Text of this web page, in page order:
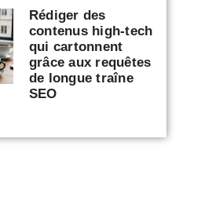
Rédiger des
contenus high-tech
qui cartonnent
grâce aux requêtes
de longue traîne
SEO